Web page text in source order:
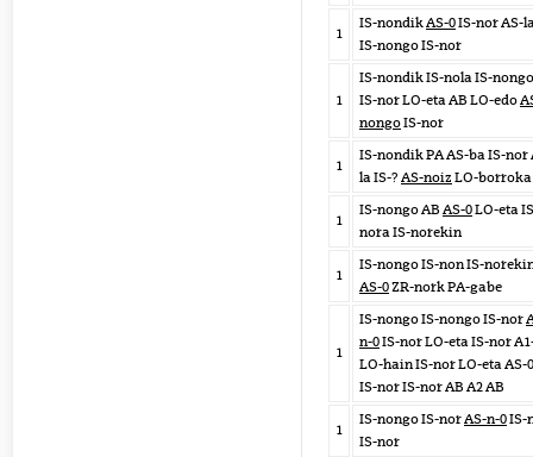
1
IS-nondikAS-0IS-nor AS-
IS-nongo IS-nor
1
IS-nondik IS-nola IS-nongo
IS-nor LO-eta AB LO-edo
nongoIS-nor
1
IS-nondik PA AS-ba IS-nor
la IS-? AS-noiz LO-borroka
1
IS-nongo AB AS-0LO-eta
nora IS-norekin
1
IS-nongo IS-non IS-
AS-0ZR-nork PA-gabe
1
IS-nongo IS-nongo IS-nor
n-0IS-nor LO-eta IS-nor
LO-hain IS-nor LO-eta AS-0
IS-nor IS-nor AB A2 AB
1
IS-nongo IS-norAS-n-0IS-
IS-nor